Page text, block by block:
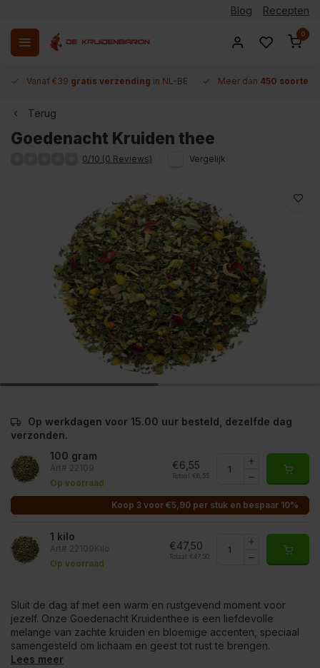
Blog Recepten
0
Vanaf €39 gratis verzending in NL-BE Meer dan 450 soorten
Terug
Goedenacht Kruiden thee
0/10 (0 Reviews) Vergelijk
Op werkdagen voor 15.00 uur besteld, dezelfde dag
verzonden.
100 gram
Art# 22109
Op voorraad
€6,55
Totaal: €6,55
Koop 3 voor €5,90 per stuk en bespaar 10%
1 kilo
Art# 22109Kilo
Op voorraad
€47,50
Totaal: €47,50
Sluit de dag af met een warm en rustgevend moment voor
jezelf. Onze Goedenacht Kruidenthee is een liefdevolle
melange van zachte kruiden en bloemige accenten, speciaal
samengesteld om lichaam en geest tot rust te brengen.
Lees meer